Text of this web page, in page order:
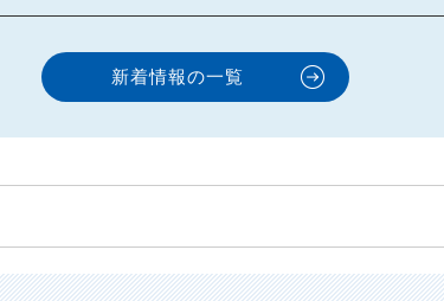
新着情報の一覧